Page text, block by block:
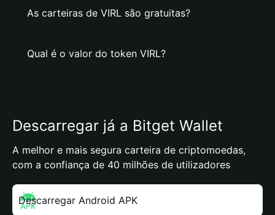
As carteiras de VIRL são gratuitas?
Qual é o valor do token VIRL?
Descarregar já a Bitget Wallet
A melhor e mais segura carteira de criptomoedas,
com a confiança de 40 milhões de utilizadores
Descarregar Android APK